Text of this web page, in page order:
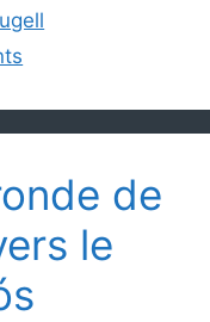
de
le